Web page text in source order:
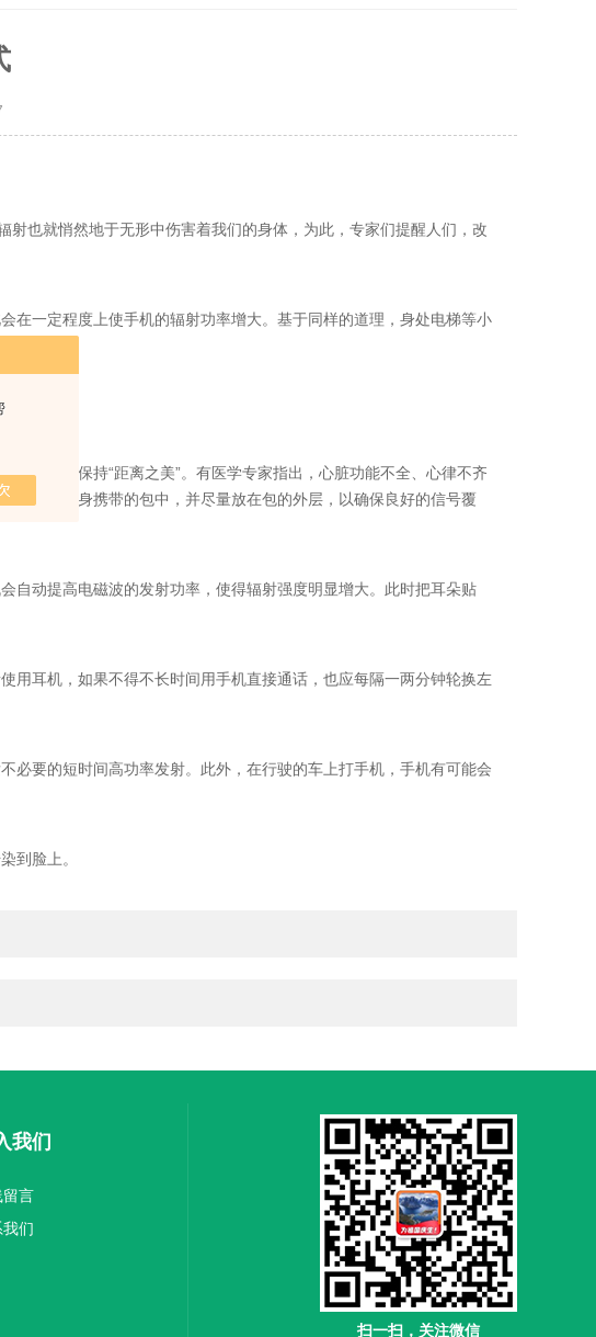
也就悄然地于无形中伤害着我们的身体，为此，专家们提醒人们，改
一定程度上使手机的辐射功率增大。基于同样的道理，身处电梯等小
机需要保持“距离之美”。有医学专家指出，心脏功能不全、心律不齐
机放在随身携带的包中，并尽量放在包的外层，以确保良好的信号覆
动提高电磁波的发射功率，使得辐射强度明显增大。此时把耳朵贴
耳机，如果不得不长时间用手机直接通话，也应每隔一两分钟轮换左
要的短时间高功率发射。此外，在行驶的车上打手机，手机有可能会
到脸上。
我们
留言
们
扫一扫，关注微信